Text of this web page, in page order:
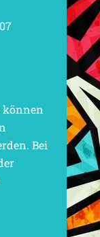
können
Bei